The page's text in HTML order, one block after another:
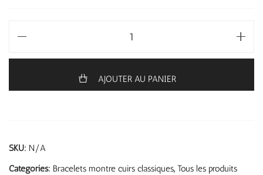
AJOUTER AU PANIER
SKU: N/A
Categories: Bracelets montre cuirs classiques, Tous les produits